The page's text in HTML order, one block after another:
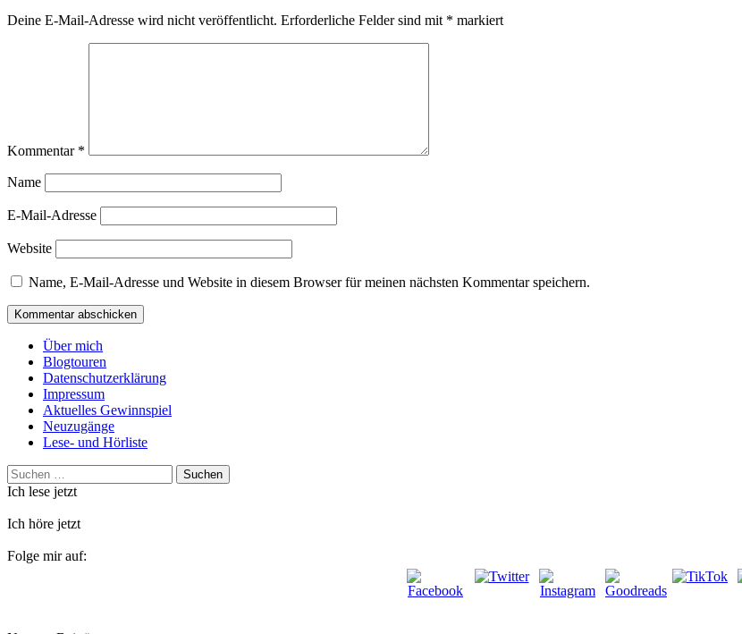
Deine E-Mail-Adresse wird nicht veröffentlicht. Erforderliche Felder sind mit * markiert
Kommentar *
Name
E-Mail-Adresse
Website
Name, E-Mail-Adresse und Website in diesem Browser für meinen nächsten Kommentar speichern.
Über mich
Blogtouren
Datenschutzerklärung
Impressum
Aktuelles Gewinnspiel
Neuzugänge
Lese- und Hörliste
Suchen
nach:
Ich lese jetzt
Ich höre jetzt
Folge mir auf: